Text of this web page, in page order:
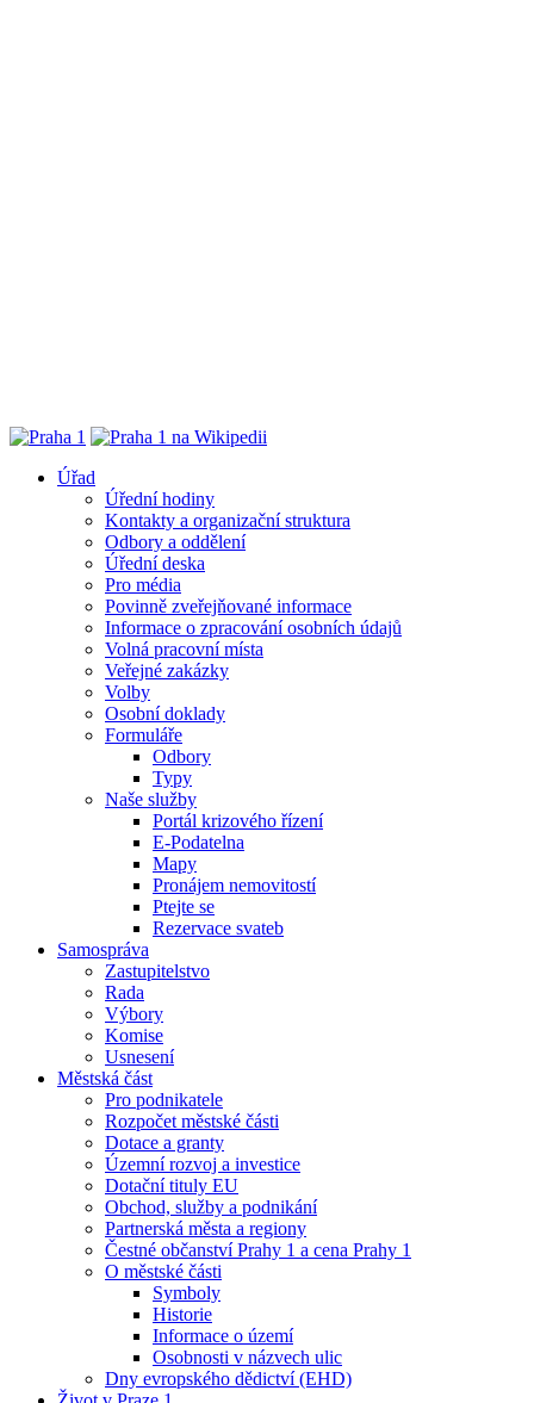
Úřad
Úřední hodiny
Kontakty a organizační struktura
Odbory a oddělení
Úřední deska
Pro média
Povinně zveřejňované informace
Informace o zpracování osobních údajů
Volná pracovní místa
Veřejné zakázky
Volby
Osobní doklady
Formuláře
Odbory
Typy
Naše služby
Portál krizového řízení
E-Podatelna
Mapy
Pronájem nemovitostí
Ptejte se
Rezervace svateb
Samospráva
Zastupitelstvo
Rada
Výbory
Komise
Usnesení
Městská část
Pro podnikatele
Rozpočet městské části
Dotace a granty
Územní rozvoj a investice
Dotační tituly EU
Obchod, služby a podnikání
Partnerská města a regiony
Čestné občanství Prahy 1 a cena Prahy 1
O městské části
Symboly
Historie
Informace o území
Osobnosti v názvech ulic
Dny evropského dědictví (EHD)